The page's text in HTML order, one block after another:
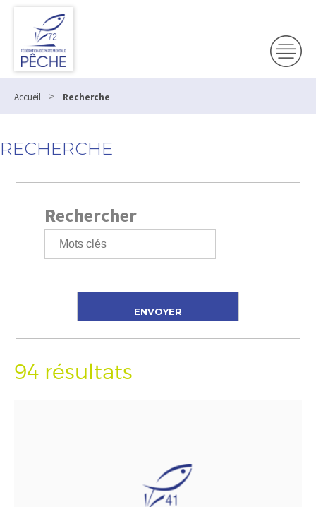
Accueil > Recherche
RECHERCHE
Rechercher
94 résultats